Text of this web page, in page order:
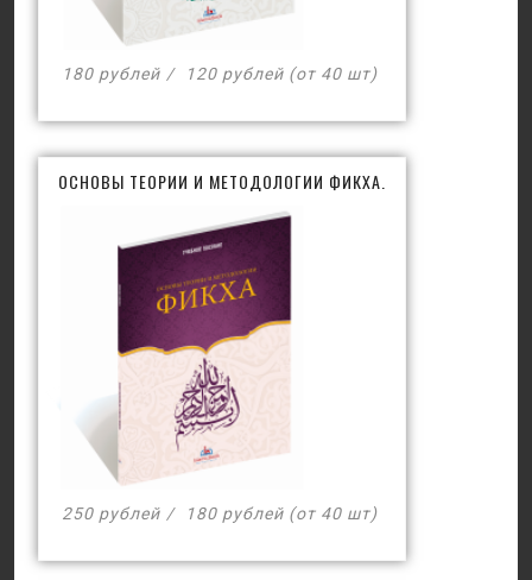
180 рублей 120 рублей (от 40 шт)
ОСНОВЫ ТЕОРИИ И МЕТОДОЛОГИИ ФИКХА.
250 рублей 180 рублей (от 40 шт)